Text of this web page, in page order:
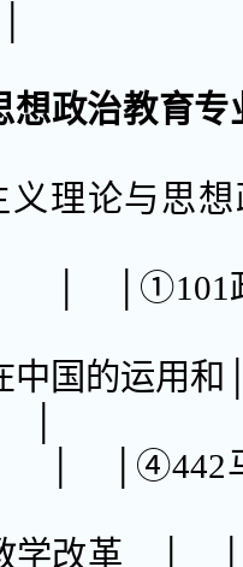
想政治教育
思主义
政治
中国的运用
│
马克思
课”教学